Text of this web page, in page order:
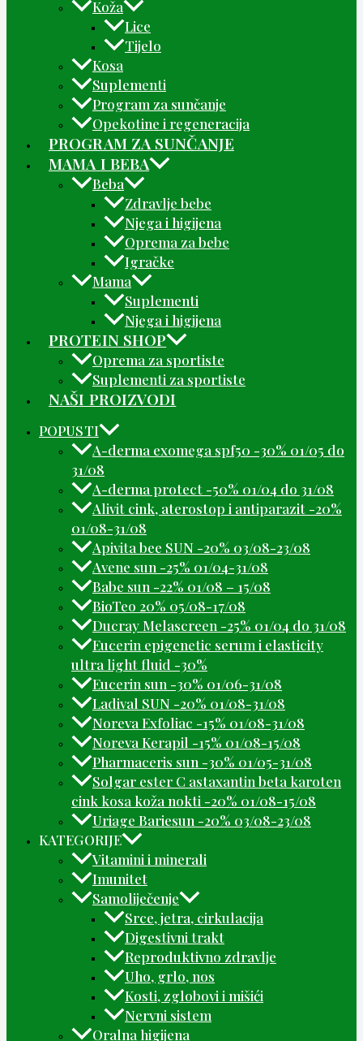
Koža
Lice
Tijelo
Kosa
Suplementi
Program za sunčanje
Opekotine i regeneracija
PROGRAM ZA SUNČANJE
MAMA I BEBA
Beba
Zdravlje bebe
Njega i higijena
Oprema za bebe
Igračke
Mama
Suplementi
Njega i higijena
PROTEIN SHOP
Oprema za sportiste
Suplementi za sportiste
NAŠI PROIZVODI
POPUSTI
A-derma exomega spf50 -30% 01/05 do
31/08
A-derma protect -50% 01/04 do 31/08
Alivit cink, aterostop i antiparazit -20%
01/08-31/08
Apivita bee SUN -20% 03/08-23/08
Avene sun -25% 01/04-31/08
Babe sun -22% 01/08 – 15/08
BioTeo 20% 05/08-17/08
Ducray Melascreen -25% 01/04 do 31/08
Eucerin epigenetic serum i elasticity
ultra light fluid -30%
Eucerin sun -30% 01/06-31/08
Ladival SUN -20% 01/08-31/08
Noreva Exfoliac -15% 01/08-31/08
Noreva Kerapil -15% 01/08-15/08
Pharmaceris sun -30% 01/05-31/08
Solgar ester C astaxantin beta karoten
cink kosa koža nokti -20% 01/08-15/08
Uriage Bariesun -20% 03/08-23/08
KATEGORIJE
Vitamini i minerali
Imunitet
Samoliječenje
Srce, jetra, cirkulacija
Digestivni trakt
Reproduktivno zdravlje
Uho, grlo, nos
Kosti, zglobovi i mišići
Nervni sistem
Oralna higijena